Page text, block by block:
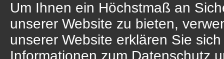
Um Ihnen ein Höchstmaß an
unserer Website zu bieten,
unserer Website erklären Sie
Informationen zum Datenschutz